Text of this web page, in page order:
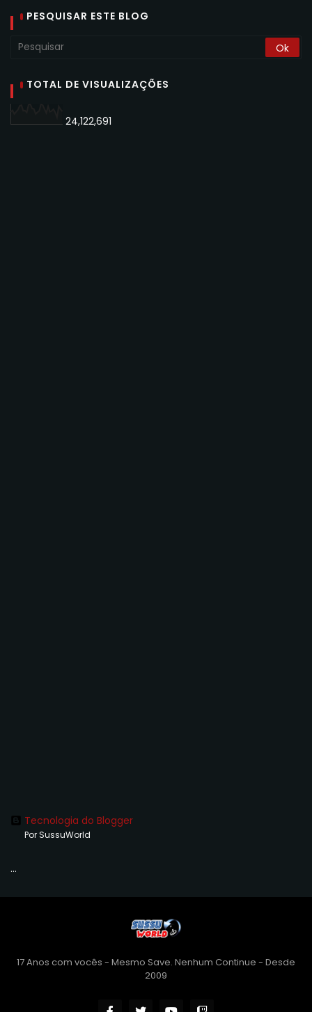
PESQUISAR ESTE BLOG
TOTAL DE VISUALIZAÇÕES
24,122,691
Tecnologia do Blogger
Por SussuWorld
...
17 Anos com vocês - Mesmo Save. Nenhum Continue - Desde
2009